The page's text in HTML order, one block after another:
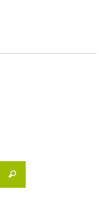
Buscar